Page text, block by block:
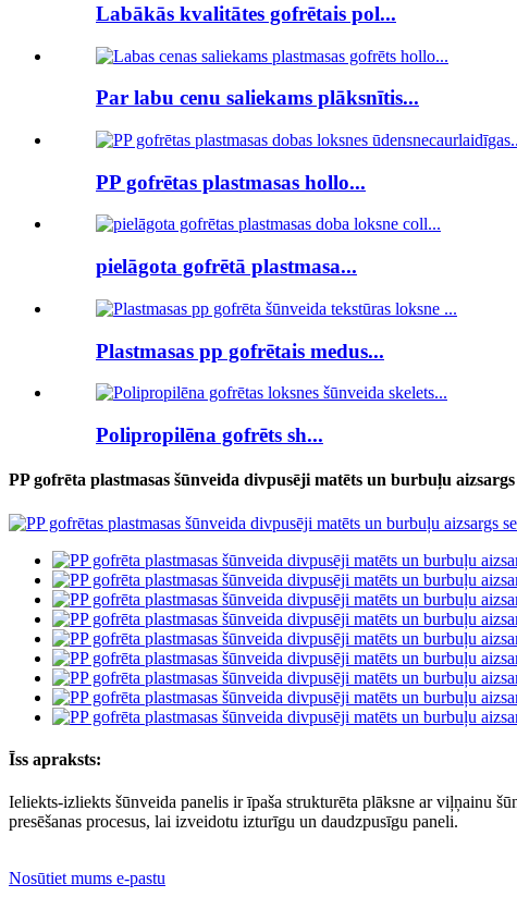
Labākās kvalitātes gofrētais pol...
Par labu cenu saliekams plāksnītis...
PP gofrētas plastmasas hollo...
pielāgota gofrētā plastmasa...
Plastmasas pp gofrētais medus...
Polipropilēna gofrēts sh...
PP gofrēta plastmasas šūnveida divpusēji matēts un burbuļu
Īss apraksts:
Ieliekts-izliekts šūnveida panelis ir īpaša strukturēta plāksne ar viļņainu
presēšanas procesus, lai izveidotu izturīgu un daudzpusīgu paneli.
Nosūtiet mums e-pastu